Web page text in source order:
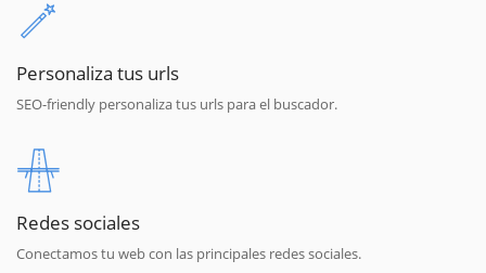
Personaliza tus urls
SEO-friendly personaliza tus urls para el buscador.
Redes sociales
Conectamos tu web con las principales redes sociales.